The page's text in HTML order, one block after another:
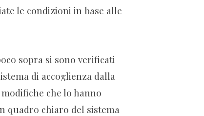
le condizioni in base alle
sopra si sono verificati
di accoglienza dalla
che lo hanno
quadro chiaro del sistema